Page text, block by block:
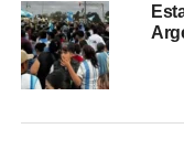
TEMAS RELACIONADOS
HOSPITAL ENRIQUE V.
PREVENCIÓN
ACTUALIDAD